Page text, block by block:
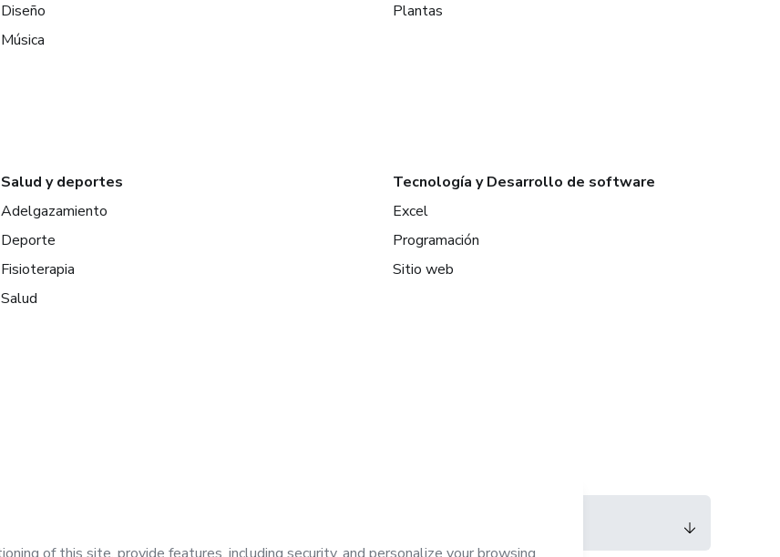
Diseño
Música
Plantas
Salud y deportes
Adelgazamiento
Deporte
Fisioterapia
Salud
Tecnología y Desarrollo de software
Excel
Programación
Sitio web